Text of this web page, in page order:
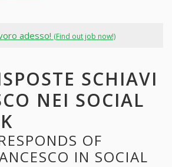
adesso! (Find out job now!)
SCHIAVI
NEI SOCIAL
OF
IN SOCIAL